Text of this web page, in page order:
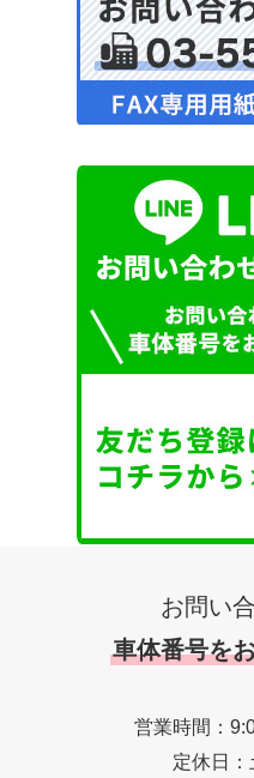
お問い
車体番号を
営業時間：
定休日